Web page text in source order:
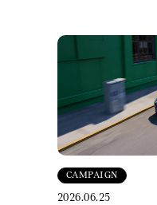
CAMPAIGN
2026.06.25